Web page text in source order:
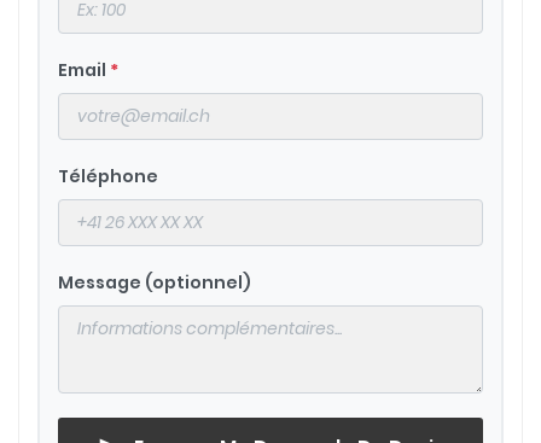
Email *
Téléphone
Message (optionnel)